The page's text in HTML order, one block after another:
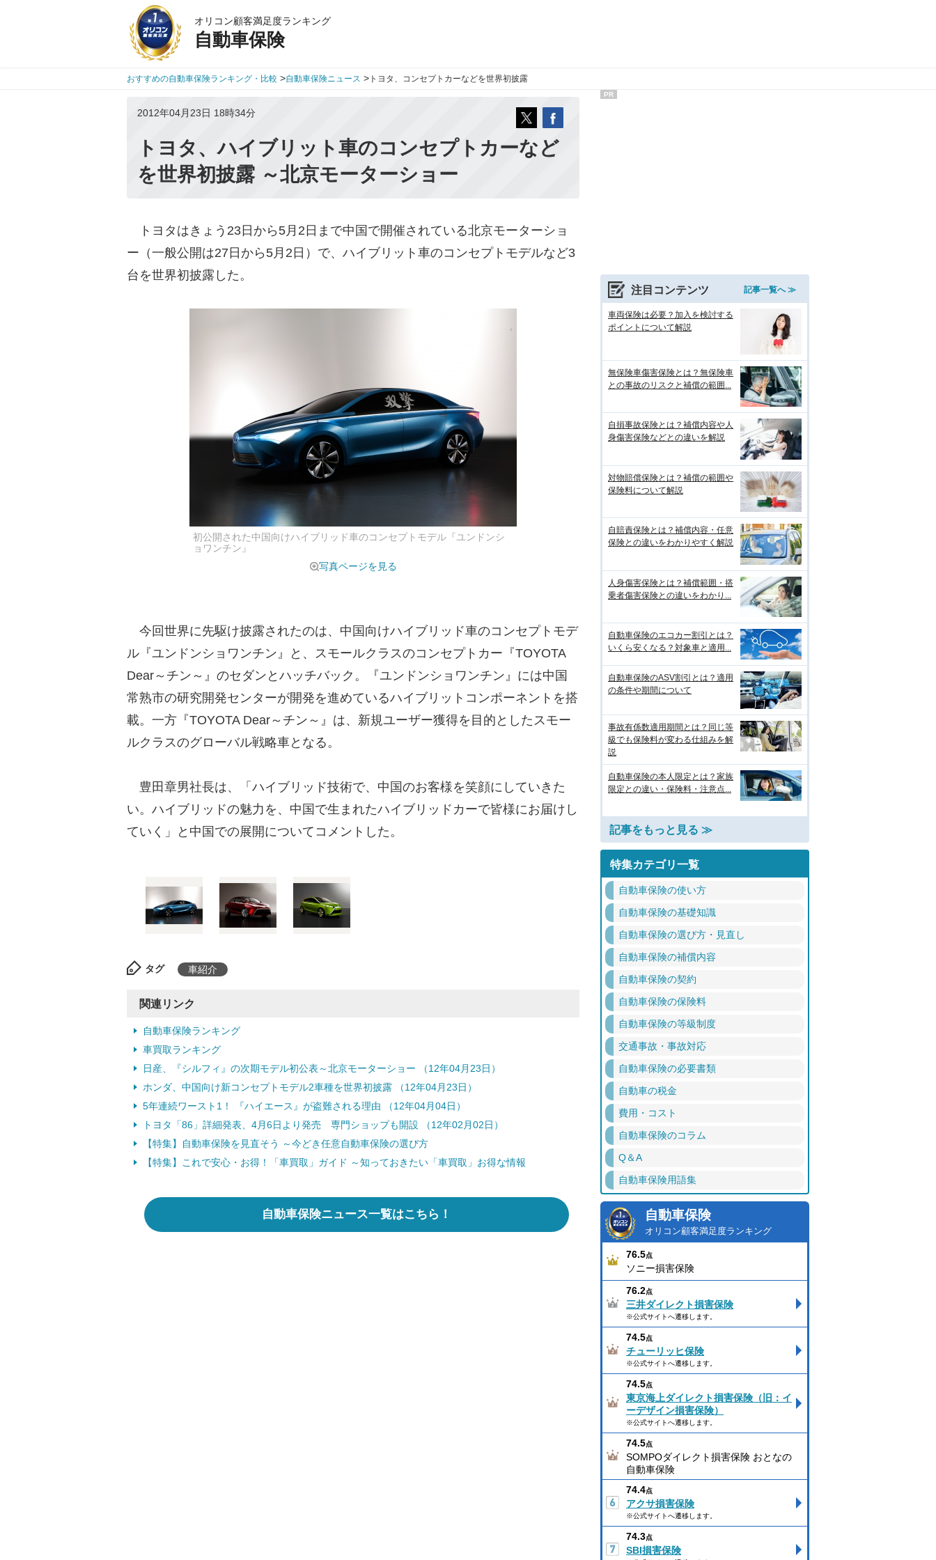
オリコン顧客満足度ランキング
自動車保険
おすすめの自動車保険ランキング・比較 >自動車保険ニュース > トヨタ、コンセプトカーなどを世界初披露
2012年04月23日 18時34分
トヨタ、ハイブリット車のコンセプトカーなど
を世界初披露 ～北京モーターショー
トヨタはきょう23日から5月2日まで中国で開催されている北京モーターショ
ー（一般公開は27日から5月2日）で、ハイブリット車のコンセプトモデルなど3
台を世界初披露した。
初公開された中国向けハイブリッド車のコンセプトモデル『ユンドンシ
ョワンチン』
写真ページを見る
今回世界に先駆け披露されたのは、中国向けハイブリッド車のコンセプトモデ
ル『ユンドンショワンチン』と、スモールクラスのコンセプトカー『TOYOTA
Dear～チン～』のセダンとハッチバック。『ユンドンショワンチン』には中国
常熟市の研究開発センターが開発を進めているハイブリットコンポーネントを搭
載。一方『TOYOTA Dear～チン～』は、新規ユーザー獲得を目的としたスモー
ルクラスのグローバル戦略車となる。
豊田章男社長は、「ハイブリッド技術で、中国のお客様を笑顔にしていきた
い。ハイブリッドの魅力を、中国で生まれたハイブリッドカーで皆様にお届けし
ていく」と中国での展開についてコメントした。
タグ 車紹介
関連リンク
自動車保険ランキング
車買取ランキング
日産、『シルフィ』の次期モデル初公表～北京モーターショー （12年04月23日）
ホンダ、中国向け新コンセプトモデル2車種を世界初披露 （12年04月23日）
5年連続ワースト1！ 『ハイエース』が盗難される理由 （12年04月04日）
トヨタ「86」詳細発表、4月6日より発売 専門ショップも開設 （12年02月02日）
【特集】自動車保険を見直そう ～今どき任意自動車保険の選び方
【特集】これで安心・お得！「車買取」ガイド ～知っておきたい「車買取」お得な情報
自動車保険ニュース一覧はこちら！
PR
注目コンテンツ 記事一覧へ ≫
車両保険は必要？加入を検討する
ポイントについて解説
無保険車傷害保険とは？無保険車
との事故のリスクと補償の範囲...
自損事故保険とは？補償内容や人
身傷害保険などとの違いを解説
対物賠償保険とは？補償の範囲や
保険料について解説
自賠責保険とは？補償内容・任意
保険との違いをわかりやすく解説
人身傷害保険とは？補償範囲・搭
乗者傷害保険との違いをわかり...
自動車保険のエコカー割引とは？
いくら安くなる？対象車と適用...
自動車保険のASV割引とは？適用
の条件や期間について
事故有係数適用期間とは？同じ等
級でも保険料が変わる仕組みを解
説
自動車保険の本人限定とは？家族
限定との違い・保険料・注意点...
記事をもっと見る ≫
特集カテゴリ一覧
自動車保険の使い方
自動車保険の基礎知識
自動車保険の選び方・見直し
自動車保険の補償内容
自動車保険の契約
自動車保険の保険料
自動車保険の等級制度
交通事故・事故対応
自動車保険の必要書類
自動車の税金
費用・コスト
自動車保険のコラム
Q＆A
自動車保険用語集
自動車保険
オリコン顧客満足度ランキング
76.5点
ソニー損害保険
76.2点
三井ダイレクト損害保険
※公式サイトへ遷移します。
74.5点
チューリッヒ保険
※公式サイトへ遷移します。
74.5点
東京海上ダイレクト損害保険（旧：イ
ーデザイン損害保険）
※公式サイトへ遷移します。
74.5点
SOMPOダイレクト損害保険 おとなの
自動車保険
74.4点
アクサ損害保険
※公式サイトへ遷移します。
74.3点
SBI損害保険